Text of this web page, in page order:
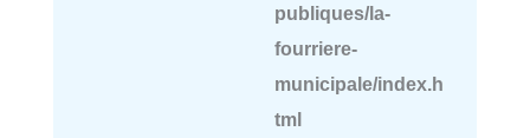
publiques/la-
fourriere-
municipale/index.h
tml